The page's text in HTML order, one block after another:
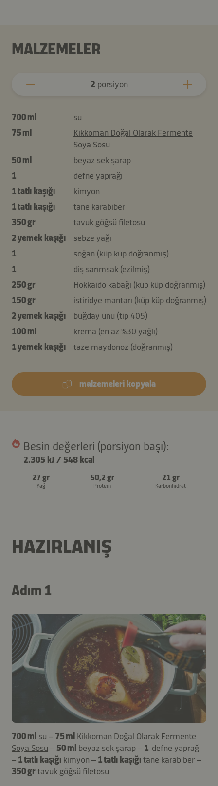
MALZEMELER
2 porsiyon
700 ml
su
75 ml
Kikkoman Doğal Olarak Fermente
Soya Sosu
50 ml
beyaz sek şarap
1
defne yaprağı
1 tatlı kaşığı
kimyon
1 tatlı kaşığı
tane karabiber
350 gr
tavuk göğsü filetosu
2 yemek kaşığı
sebze yağı
1
soğan (küp küp doğranmış)
1
diş sarımsak (ezilmiş)
250 gr
Hokkaido kabağı (küp küp doğranmış)
150 gr
istiridye mantarı (küp küp doğranmış)
2 yemek kaşığı
buğday unu (tip 405)
100 ml
krema (en az %30 yağlı)
1 yemek kaşığı
taze maydonoz (doğranmış)
malzemeleri kopyala
Besin değerleri (porsiyon başı):
2.305 kJ / 548 kcal
27 gr
Yağ
50,2 gr
Protein
21 gr
Karbonhidrat
HAZIRLANIŞ
Adım 1
700 ml su – 75 ml Kikkoman Doğal Olarak Fermente
Soya Sosu – 50 ml beyaz sek şarap – 1 defne yaprağı
– 1 tatlı kaşığı kimyon – 1 tatlı kaşığıtane karabiber –
350 grtavuk göğsü filetosu